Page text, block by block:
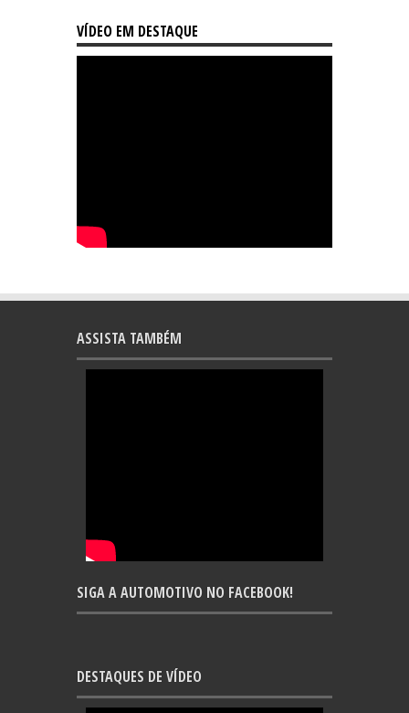
VÍDEO EM DESTAQUE
ASSISTA TAMBÉM
SIGA A AUTOMOTIVO NO FACEBOOK!
DESTAQUES DE VÍDEO